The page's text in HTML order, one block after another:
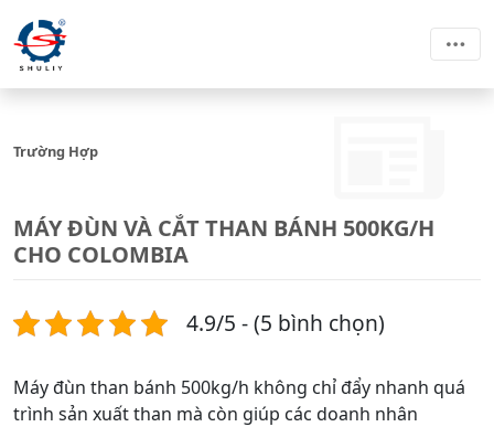
Trường Hợp
MÁY ĐÙN VÀ CẮT THAN BÁNH 500KG/H
CHO COLOMBIA
4.9/5 - (5 bình chọn)
Máy đùn than bánh 500kg/h không chỉ đẩy nhanh quá
trình sản xuất than mà còn giúp các doanh nhân